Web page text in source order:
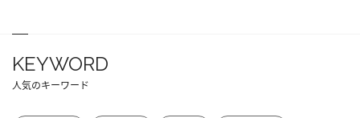
KEYWORD
人気のキーワード